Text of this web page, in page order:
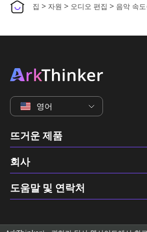
집 > 자원 > 오디오 편집 > 음악 속
영어
뜨거운 제품
회사
도움말 및 연락처